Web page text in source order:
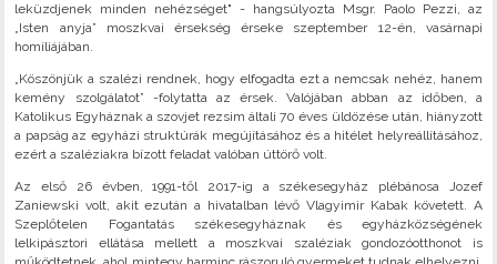
leküzdjenek minden nehézséget" - hangsúlyozta Msgr. Paolo Pezzi, az
„Isten anyja” moszkvai érsekség érseke szeptember 12-én, vasárnapi
homíliájában.
„Köszönjük a szalézi rendnek, hogy elfogadta ezt a nemcsak nehéz, hanem
kemény szolgálatot” -folytatta az érsek. Valójában abban az időben, a
Katolikus Egyháznak a szovjet rezsim általi 70 éves üldözése után, hiányzott
a papság az egyházi struktúrák megújításához és a hitélet helyreállításához,
ezért a szaléziakra bízott feladat valóban úttörő volt.
Az első 26 évben, 1991-től 2017-ig a székesegyház plébánosa Jozef
Zaniewski volt, akit ezután a hivatalban lévő Vlagyimir Kabak követett. A
Szeplőtelen Fogantatás székesegyháznak és egyházközségének
lelkipásztori ellátása mellett a moszkvai szaléziak gondozóotthonot is